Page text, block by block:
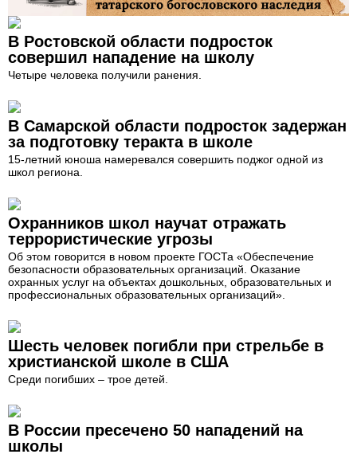
В Ростовской области подросток
совершил нападение на школу
Четыре человека получили ранения.
В Самарской области подросток задержан
за подготовку теракта в школе
15-летний юноша намеревался совершить поджог одной из
школ региона.
Охранников школ научат отражать
террористические угрозы
Об этом говорится в новом проекте ГОСТа «Обеспечение
безопасности образовательных организаций. Оказание
охранных услуг на объектах дошкольных, образовательных и
профессиональных образовательных организаций».
Шесть человек погибли при стрельбе в
христианской школе в США
Среди погибших – трое детей.
В России пресечено 50 нападений на
школы